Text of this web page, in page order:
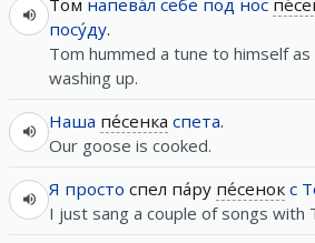
посу́ду.
Tom hummed a tune to himself
washing up.
Наша пе́сенка спета.
Our goose is cooked.
Я просто спел па́ру пе́сенок с
I just sang a couple of songs with